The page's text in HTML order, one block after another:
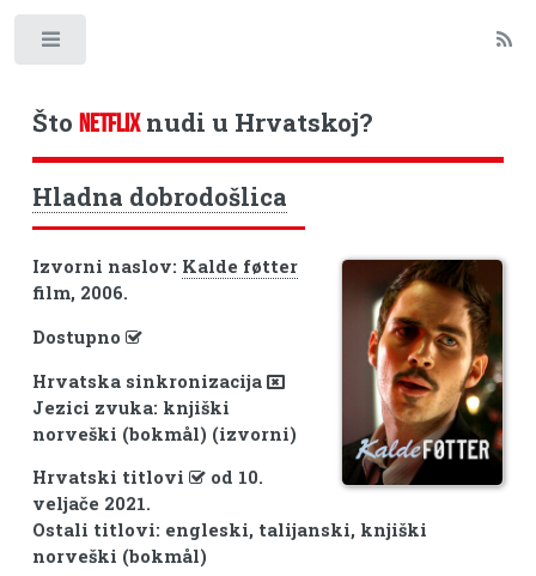
Što NETFLIXnudi u Hrvatskoj?
Hladna dobrodošlica
Izvorni naslov: Kalde føtter
film, 2006.
Dostupno
Hrvatska sinkronizacija
Jezici zvuka: knjiški
norveški (bokmål) (izvorni)
Hrvatski titlovi
od 10.
veljače 2021.
Ostali titlovi: engleski, talijanski, knjiški
norveški (bokmål)